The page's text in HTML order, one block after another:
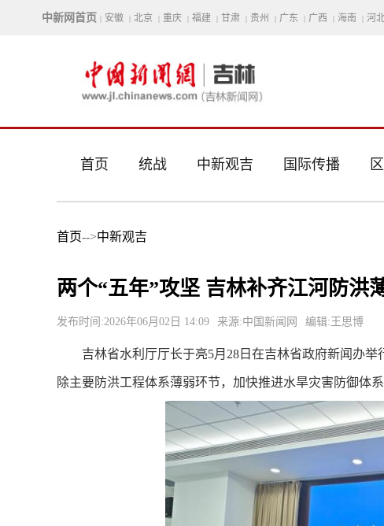
中新网首页 | 安徽 | 北京 | 重庆 | 福建 | 甘肃 | 贵州 | 广东 | 广西 | 海南 | 河
首页 统战 中新观吉 国际传播
首页-->中新观吉
两个“五年”攻坚 吉林补齐江河防洪
发布时间:2026年06月02日 14:09 来源:中国新闻网 编辑:王思博
吉林省水利厅厅长于亮5月28日在吉林省政府新闻办举
除主要防洪工程体系薄弱环节，加快推进水旱灾害防御体系